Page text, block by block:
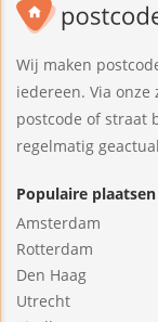
Wij maken
iedereen. Via
postcode of straat
regelmatig
Populaire plaatsen
Amsterdam
Rotterdam
Den Haag
Utrecht